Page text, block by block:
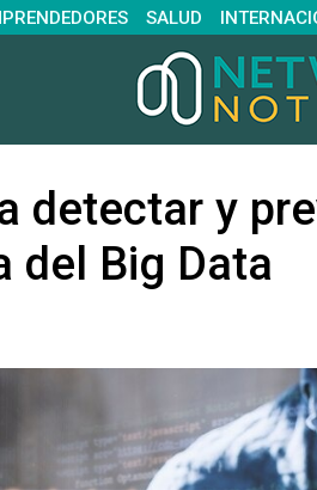
SALUD
detectar y
del Big Data